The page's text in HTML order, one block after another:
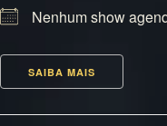
Nenhum show
SAIBA MAIS